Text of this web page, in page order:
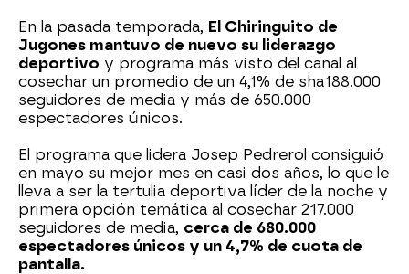
En la pasada temporada, El Chiringuito de
Jugones mantuvo de nuevo su liderazgo
deportivo y programa más visto del canal al
cosechar un promedio de un 4,1% de sha188.000
seguidores de media y más de 650.000
espectadores únicos.
El programa que lidera Josep Pedrerol consiguió
en mayo su mejor mes en casi dos años, lo que le
lleva a ser la tertulia deportiva líder de la noche y
primera opción temática al cosechar 217.000
seguidores de media, cerca de 680.000
espectadores únicos y un 4,7% de cuota de
pantalla.